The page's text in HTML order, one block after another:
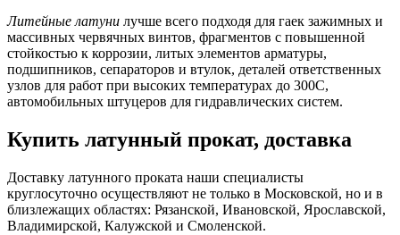
Литейные латуни лучше всего подходя для гаек зажимных и
массивных червячных винтов, фрагментов с повышенной
стойкостью к коррозии, литых элементов арматуры,
подшипников, сепараторов и втулок, деталей ответственных
узлов для работ при высоких температурах до 300С,
автомобильных штуцеров для гидравлических систем.
Купить латунный прокат, доставка
Доставку латунного проката наши специалисты
круглосуточно осуществляют не только в Московской, но и в
близлежащих областях: Рязанской, Ивановской, Ярославской,
Владимирской, Калужской и Смоленской.